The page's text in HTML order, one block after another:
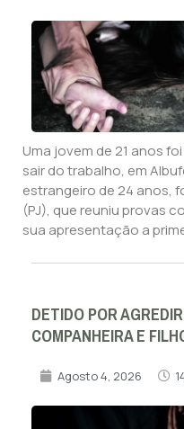
Uma jovem de 21 anos
sair do trabalho, em
estrangeiro de 24 anos,
(PJ), que reuniu provas
sua apresentação a
DETIDO POR
COMPANHEIRA E
Agosto 4, 2026